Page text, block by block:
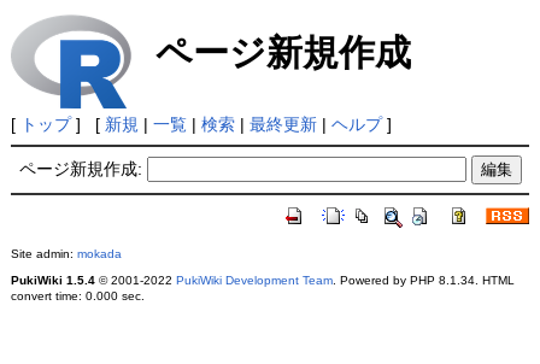
ページ新規作成
[ トップ] [ 新規 | 一覧| 検索| 最終更新| ヘルプ]
ページ新規作成:
Site admin: mokada
PukiWiki 1.5.4© 2001-2022 PukiWiki Development Team. Powered by PHP 8.1.34. HTML
convert time: 0.000 sec.